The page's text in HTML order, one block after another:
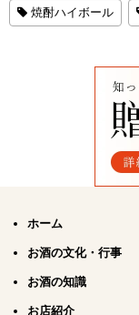
焼酎ハイボール
ホーム
お酒の文化・行事
お酒の知識
お店紹介